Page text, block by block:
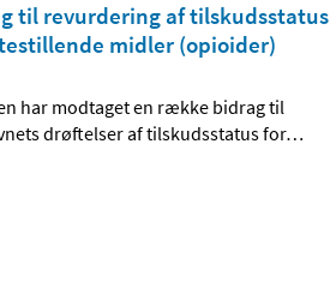
til revurdering af tilskudsstatus
midler (opioider)
har modtaget en række bidrag til
drøftelser af tilskudsstatus for…